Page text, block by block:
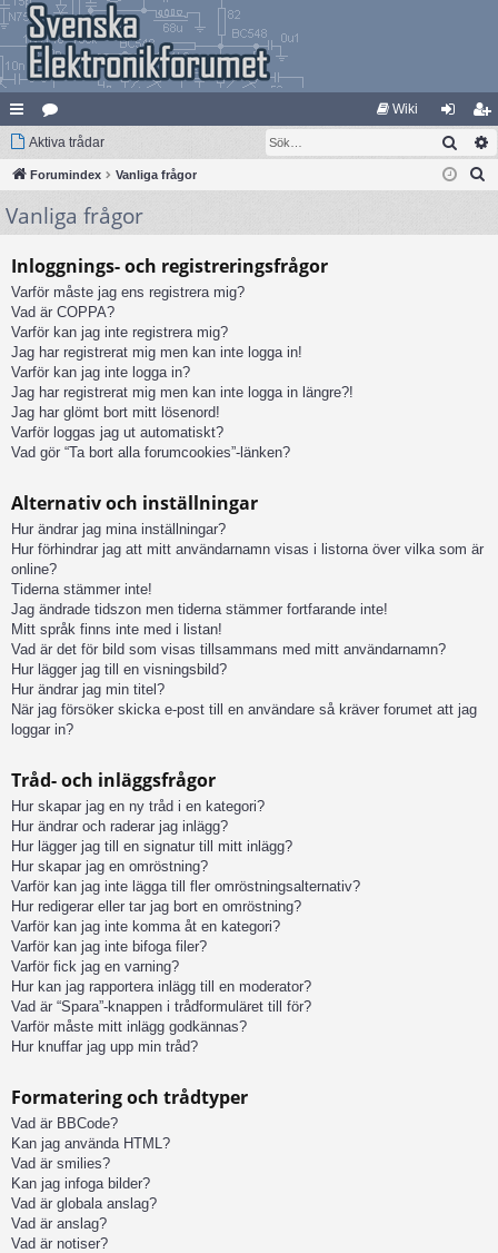
na
bb
lä
ar
at
eg
ori
Wiki
og
ga
li
m
Aktiva trådar Sök
Forumindex Vanliga frågor
Vanliga frågor
Inloggnings- och registreringsfrågor
Varför måste jag ens registrera mig?
Vad är COPPA?
Varför kan jag inte registrera mig?
Jag har registrerat mig men kan inte logga in!
Varför kan jag inte logga in?
Jag har registrerat mig men kan inte logga in längre?!
Jag har glömt bort mitt lösenord!
Varför loggas jag ut automatiskt?
Vad gör “Ta bort alla forumcookies”-länken?
Alternativ och inställningar
Hur ändrar jag mina inställningar?
Hur förhindrar jag att mitt användarnamn visas i listorna över vilka som är
online?
Tiderna stämmer inte!
Jag ändrade tidszon men tiderna stämmer fortfarande inte!
Mitt språk finns inte med i listan!
Vad är det för bild som visas tillsammans med mitt användarnamn?
Hur lägger jag till en visningsbild?
Hur ändrar jag min titel?
När jag försöker skicka e-post till en användare så kräver forumet att jag
loggar in?
Tråd- och inläggsfrågor
Hur skapar jag en ny tråd i en kategori?
Hur ändrar och raderar jag inlägg?
Hur lägger jag till en signatur till mitt inlägg?
Hur skapar jag en omröstning?
Varför kan jag inte lägga till fler omröstningsalternativ?
Hur redigerar eller tar jag bort en omröstning?
Varför kan jag inte komma åt en kategori?
Varför kan jag inte bifoga filer?
Varför fick jag en varning?
Hur kan jag rapportera inlägg till en moderator?
Vad är “Spara”-knappen i trådformuläret till för?
Varför måste mitt inlägg godkännas?
Hur knuffar jag upp min tråd?
Formatering och trådtyper
Vad är BBCode?
Kan jag använda HTML?
Vad är smilies?
Kan jag infoga bilder?
Vad är globala anslag?
Vad är anslag?
Vad är notiser?